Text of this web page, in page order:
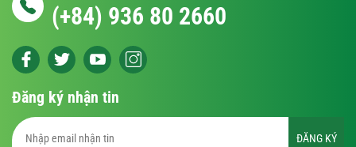
(+84) 936 80 2660
Đăng ký nhận tin
ĐĂNG KÝ